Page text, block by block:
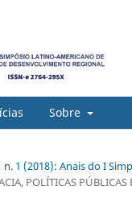
Sobre
n. 1 (2018): Anais do I
POLÍTICAS